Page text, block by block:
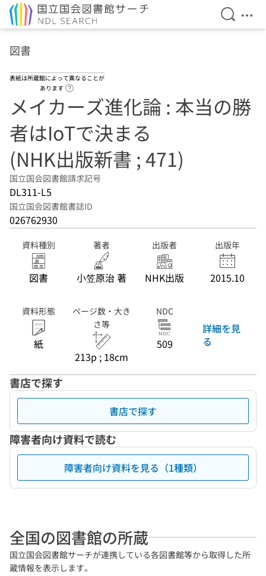
検索を
メ
図書
表紙は所蔵館によって異なることが
あります
メイカーズ進化論 : 本当の勝
者はIoTで決まる
(NHK出版新書 ; 471)
国立国会図書館請求記号
DL311-L5
国立国会図書館書誌ID
026762930
資料種別
図書
著者
小笠原治 著
出版者
NHK出版
出版年
2015.10
資料形態
紙
ページ数・大き
さ等
213p ; 18cm
NDC
509
詳細を見
る
書店で探す
書店で探す
障害者向け資料で読む
障害者向け資料を見る（1種類）
全国の図書館の所蔵
国立国会図書館サーチが連携している各図書館等から取得した所
蔵情報を表示します。